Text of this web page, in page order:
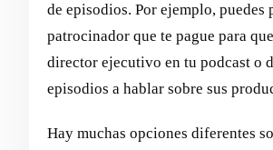
de episodios. Por ejemplo, puedes
patrocinador que te pague para
director ejecutivo en tu podcast o
episodios a hablar sobre sus
Hay muchas opciones diferentes